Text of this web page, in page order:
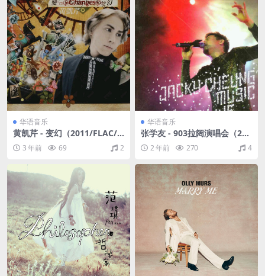
华语音乐
黄凯芹 - 变幻（2011/FLAC/
分轨/300M）
3 年前 69 2
华语音乐
张学友 - 903拉阔演唱会（200
1/FLAC/分轨/406M）
2 年前 270 4